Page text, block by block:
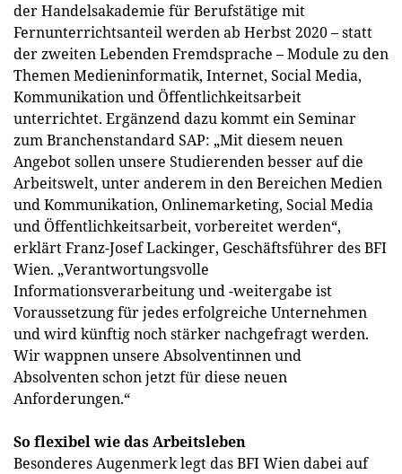
der Handelsakademie für Berufstätige mit
Fernunterrichtsanteil werden ab Herbst 2020 – statt
der zweiten Lebenden Fremdsprache – Module zu den
Themen Medieninformatik, Internet, Social Media,
Kommunikation und Öffentlichkeitsarbeit
unterrichtet. Ergänzend dazu kommt ein Seminar
zum Branchenstandard SAP: „Mit diesem neuen
Angebot sollen unsere Studierenden besser auf die
Arbeitswelt, unter anderem in den Bereichen Medien
und Kommunikation, Onlinemarketing, Social Media
und Öffentlichkeitsarbeit, vorbereitet werden“,
erklärt Franz-Josef Lackinger, Geschäftsführer des BFI
Wien. „Verantwortungsvolle
Informationsverarbeitung und -weitergabe ist
Voraussetzung für jedes erfolgreiche Unternehmen
und wird künftig noch stärker nachgefragt werden.
Wir wappnen unsere Absolventinnen und
Absolventen schon jetzt für diese neuen
Anforderungen.“
So flexibel wie das Arbeitsleben
Besonderes Augenmerk legt das BFI Wien dabei auf